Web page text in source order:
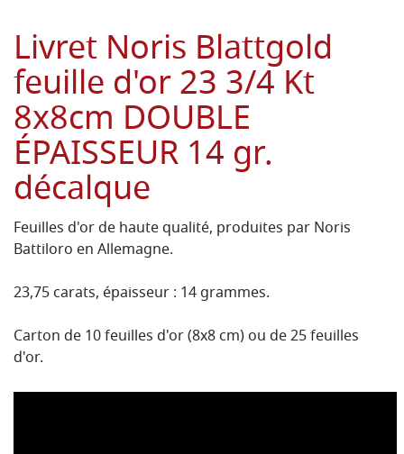
Livret Noris Blattgold
feuille d'or 23 3/4 Kt
8x8cm DOUBLE
ÉPAISSEUR 14 gr.
décalque
Feuilles d'or de haute qualité, produites par Noris
Battiloro en Allemagne.
23,75 carats, épaisseur : 14 grammes.
Carton de 10 feuilles d'or (8x8 cm) ou de 25 feuilles
d'or.